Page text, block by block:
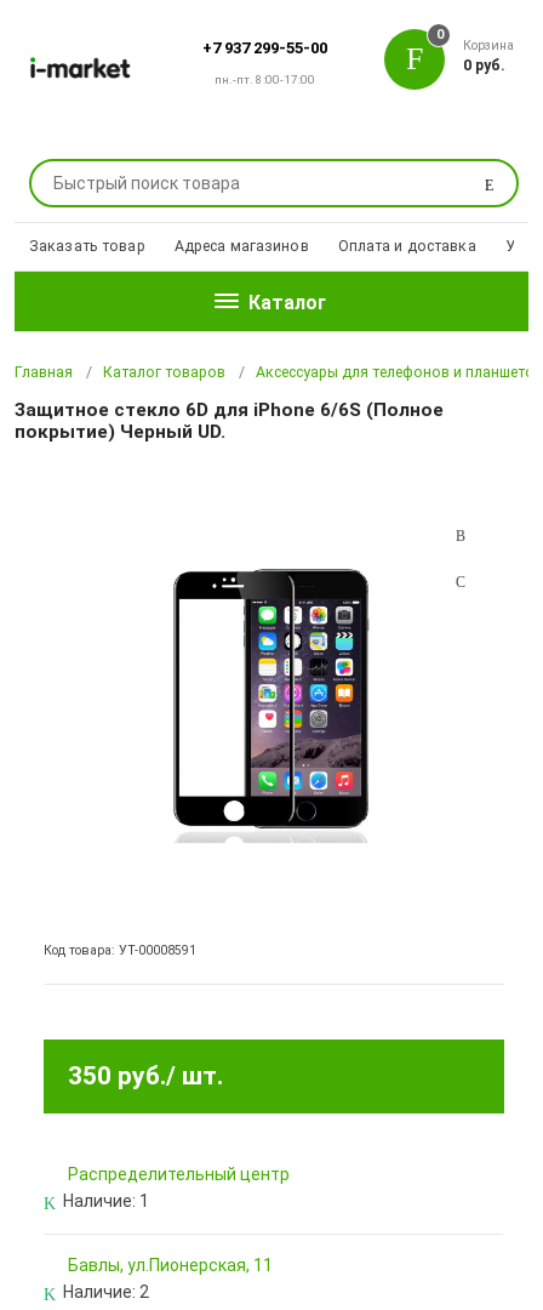
+7 937 299-55-00
пн.-пт. 8:00-17:00
Поиск
0
Корзина
0 руб.
Заказать товар Адреса магазинов Оплата и доставка
Каталог
Главная Каталог товаров Аксессуары для телефонов и планшетов
Защитное стекло 6D для iPhone 6/6S (Полное
покрытие) Черный UD.
Код товара: УТ-00008591
350 руб./ шт.
Pаспределительный центр
Наличие: 1
Бавлы, ул.Пионерская, 11
Наличие: 2